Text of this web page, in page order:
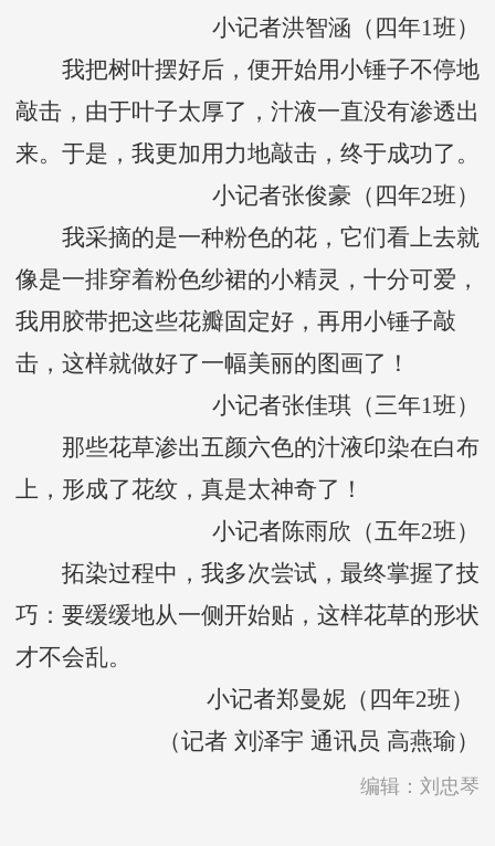
小记者洪智涵（四年1班）
我把树叶摆好后，便开始用小锤子不停地
敲击，由于叶子太厚了，汁液一直没有渗透出
来。于是，我更加用力地敲击，终于成功了。
小记者张俊豪（四年2班）
我采摘的是一种粉色的花，它们看上去就
像是一排穿着粉色纱裙的小精灵，十分可爱，
我用胶带把这些花瓣固定好，再用小锤子敲
击，这样就做好了一幅美丽的图画了！
小记者张佳琪（三年1班）
那些花草渗出五颜六色的汁液印染在白布
上，形成了花纹，真是太神奇了！
小记者陈雨欣（五年2班）
拓染过程中，我多次尝试，最终掌握了技
巧：要缓缓地从一侧开始贴，这样花草的形状
才不会乱。
小记者郑曼妮（四年2班）
（记者 刘泽宇 通讯员 高燕瑜）
编辑：刘忠琴